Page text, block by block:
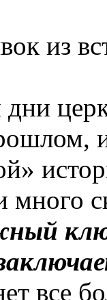
из
много
все